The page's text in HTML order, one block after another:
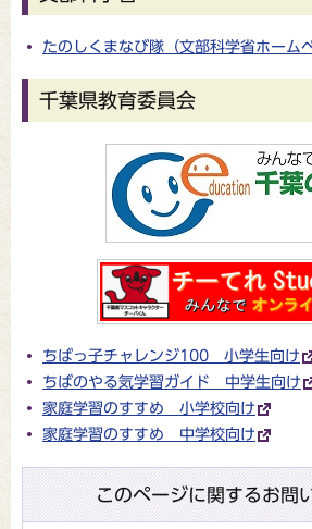
たのしくまなび隊（文部科学省ホーム
千葉県教育委員会
ちばっ子チャレンジ100 小学生向け
ちばのやる気学習ガイド 中学生向け
家庭学習のすすめ 小学校向け
家庭学習のすすめ 中学校向け
このページに関するお問